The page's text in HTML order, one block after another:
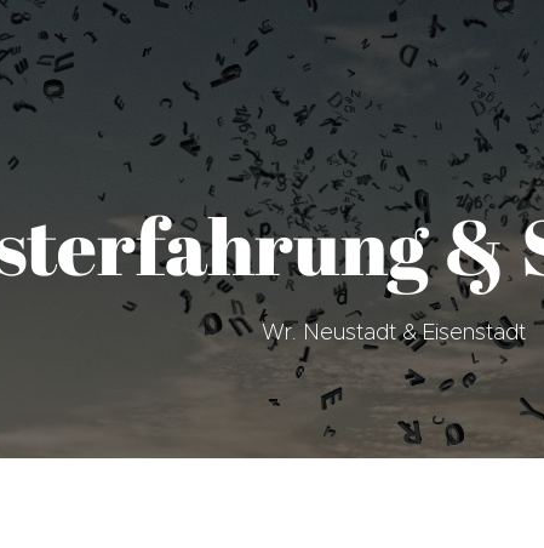
&
Wr. Neustadt & Eisenstadt